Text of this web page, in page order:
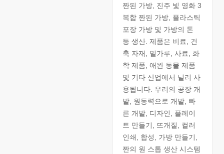
짠된 가방, 진주 빛 영화 3
복합 짠된 가방, 플라스틱
포장 가방 및 가방의 톤
등 생산. 제품은 비료, 건
축 자재, 밀가루, 사료, 화
학 제품, 애완 동물 제품
및 기타 산업에서 널리 사
용됩니다. 우리의 공장 개
발, 원동력으로 개발, 빠
른 개발, 디자인, 플레이
트 만들기, 뜨개질, 컬러
인쇄, 합성, 가방 만들기,
짠의 원 스톱 생산 시스템